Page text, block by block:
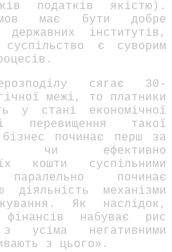
податків якістю).
має бути добре
інститутів,
є суворим
сягає 30-
межі, то платники
у стані економічної
такої
починає перш за
чи ефективно
кошти суспільними
починає
діяльність механізми
Як наслідок,
фінансів набуває рис
з усіма негативними
з цього».